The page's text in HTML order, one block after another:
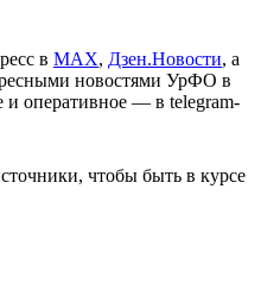
в МАХ, Дзен.Новости, а
новостями УрФО в
и оперативное — в telegram-
чтобы быть в курсе